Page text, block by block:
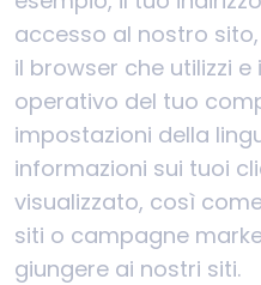
accesso al nostro
il browser che utilizzi
operativo del tuo
impostazioni della
informazioni sui tuoi
visualizzato, così
siti o campagne
giungere ai nostri siti.